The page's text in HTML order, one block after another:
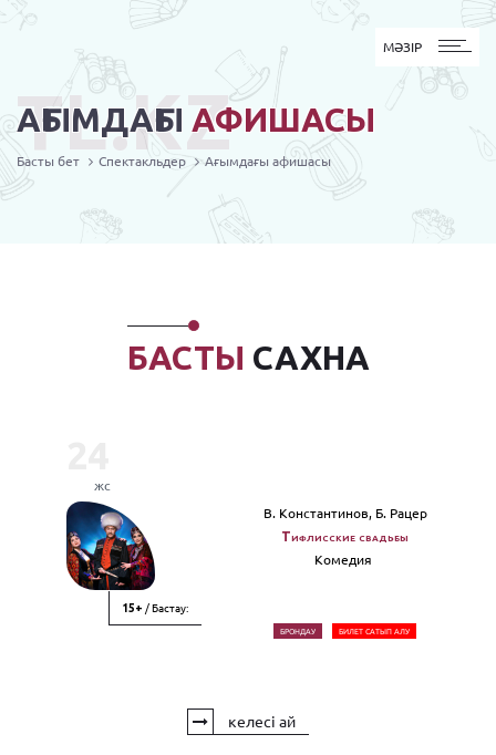
MӘЗІР
МӘЗІР
АҒЫМДАҒЫ АФИШАСЫ
TL.KZ
Басты бет Спектакльдер Ағымдағы афишасы
БАСТЫ САХНА
жс
15+ / Бастау:
В. Константинов, Б. Рацер
Тифлисские свадьбы
Комедия
БРОНДАУ БИЛЕТ САТЫП АЛУ
келесі ай